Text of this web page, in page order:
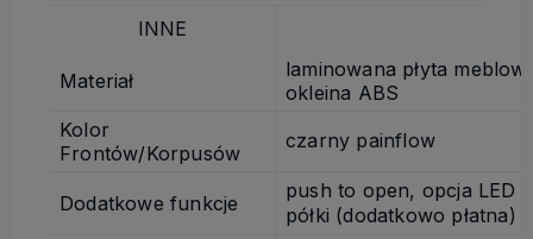
INNE
Materiał
laminowana płyta
okleina ABS
Kolor
Frontów/Korpusów
czarny painflow
Dodatkowe funkcje
push to open, opcja LED
półki (dodatkowo płatna)